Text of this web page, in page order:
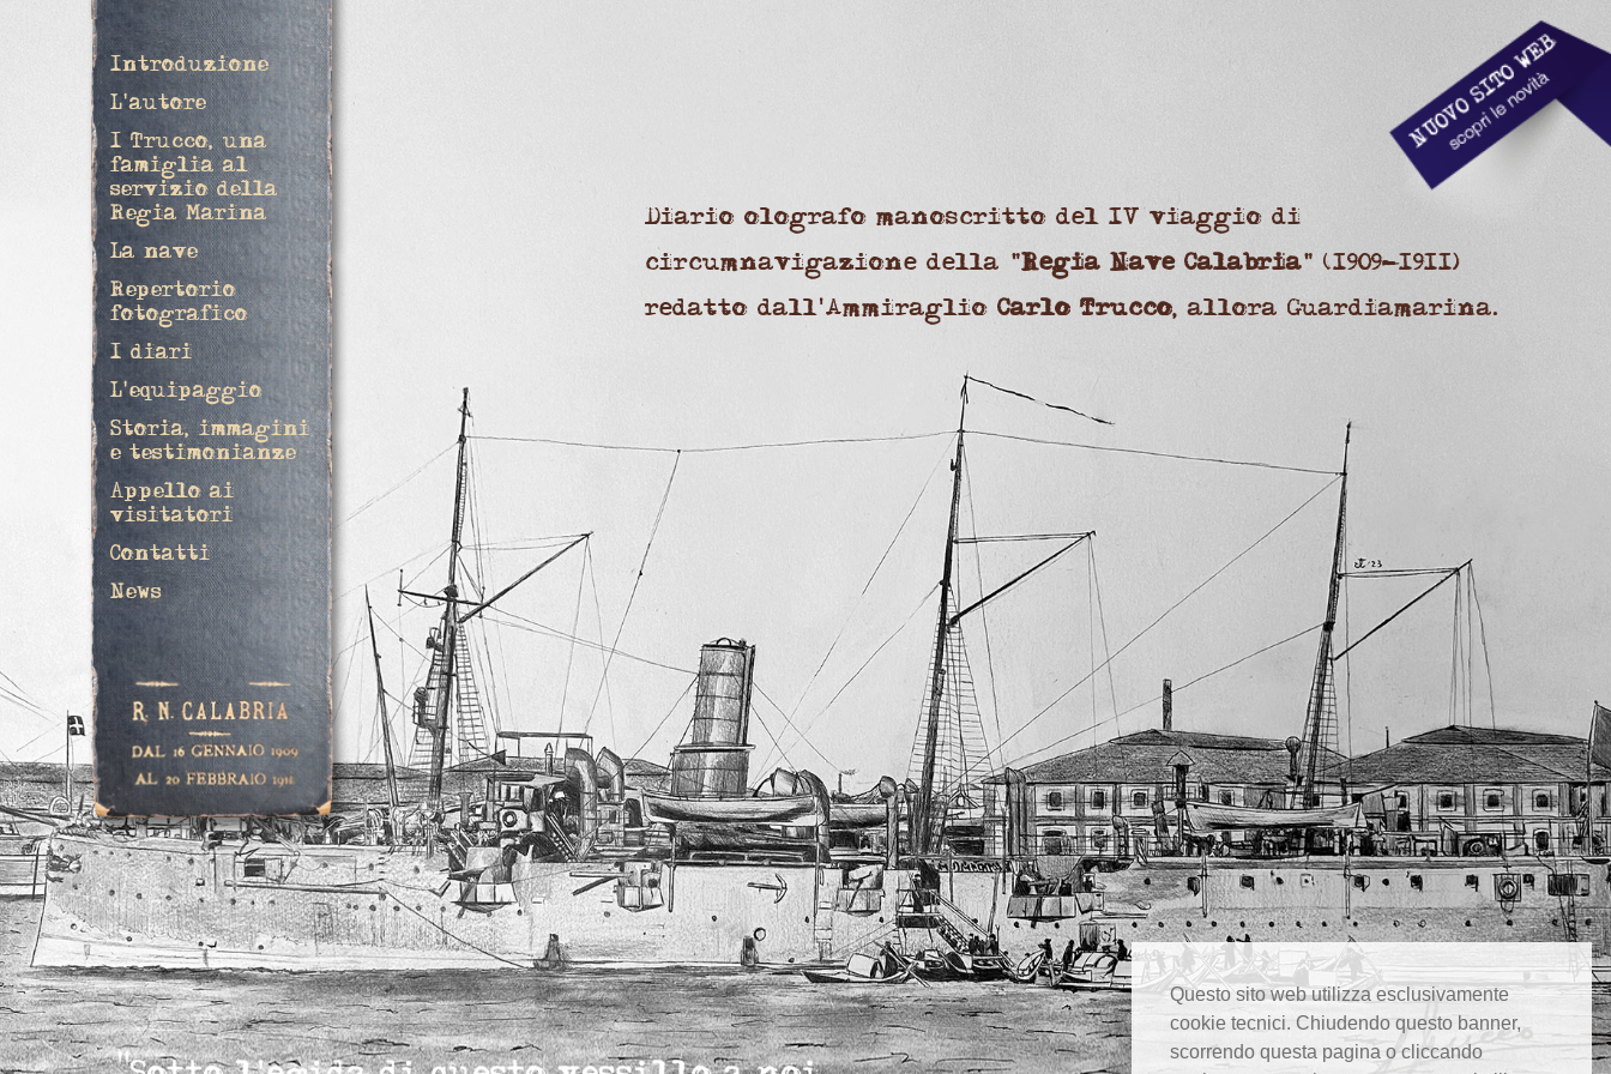
Questo sito web utilizza esclusivamente
cookie tecnici. Chiudendo questo banner,
scorrendo questa pagina o cliccando
Diario olografo manoscritto del IV viaggio di
circumnavigazione della "Regia Nave Calabria" (1909-1911)
redatto dall'Ammiraglio Carlo Trucco, allora Guardiamarina.
Introduzione
L'autore
I Trucco, una
famiglia al
servizio della
Regia Marina
La nave
Repertorio
fotografico
I diari
L'equipaggio
Storia, immagini
e testimonianze
Appello ai
visitatori
Contatti
News